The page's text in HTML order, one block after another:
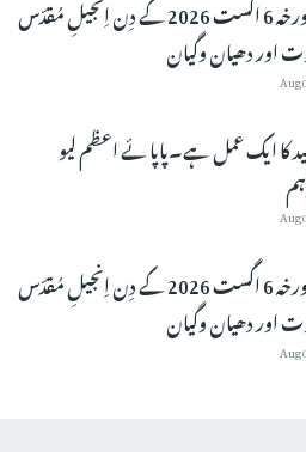
آج مورخہ 6 اگست 2026 کے دِن اِنجیلِ مُقدّس
اور دھیان وگیان
Aug
کا ایک عمل ہے۔پاپائے اعظم لیو
Aug
آج مورخہ 6 اگست 2026 کے دِن اِنجیلِ مُقدّس
اور دھیان وگیان
Aug